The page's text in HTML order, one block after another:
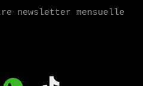
newsletter mensuelle